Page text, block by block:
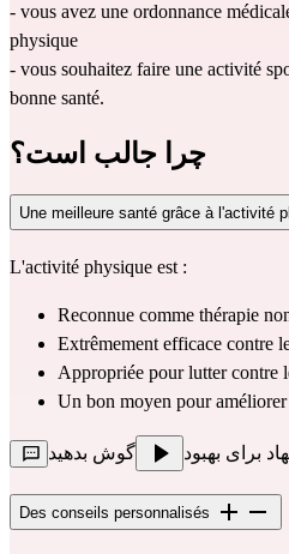
- vous avez une ordonnance
physique
- vous souhaitez faire une activité
bonne santé.
چرا جالب است؟
Une meilleure santé grâce à l'activité
L'activité physique est :
Reconnue comme thérapie
Extrêmement efficace contre
Appropriée pour lutter contre
Un bon moyen pour améliorer
برای بهبود گوش بدهید
Des conseils personnalisés